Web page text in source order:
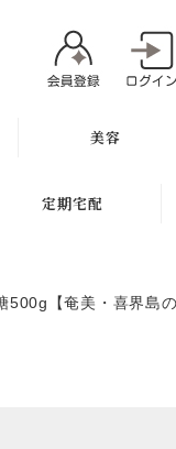
美容
魂オリジナル
スキンケア
定期宅配
サプリメント
【奄美・喜界島